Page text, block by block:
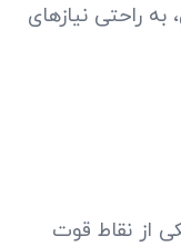
به راحتی نیازهای
از نقاط قوت